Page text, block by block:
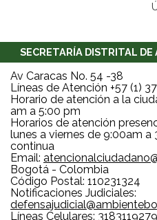
SECRETARÍA DISTRITAL DE
Av Caracas No. 54 -38
Líneas de Atención +57 (1)
Horario de atención a la
am a 5:00 pm
Horarios de atención
lunes a viernes de 9:00am a
continua
Email:
Bogotá - Colombia
Código Postal: 110231324
Notificaciones Judiciales:
Líneas Celulares: